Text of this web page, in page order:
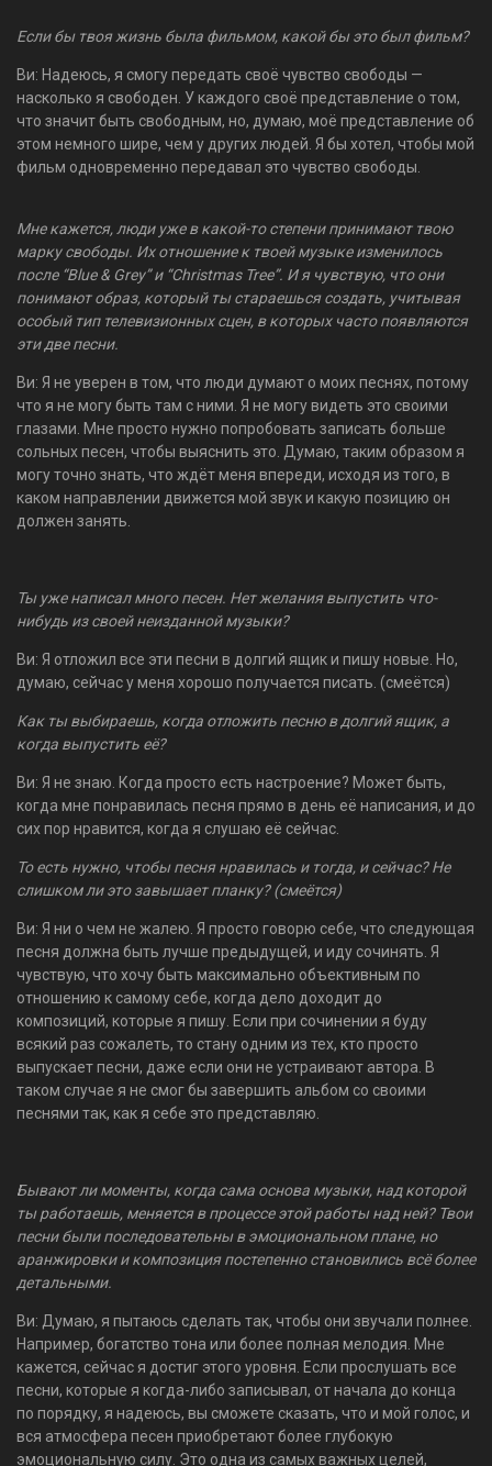
Если бы твоя жизнь была фильмом, какой бы это был фильм?
Ви: Надеюсь, я смогу передать своё чувство свободы —
насколько я свободен. У каждого своё представление о том,
что значит быть свободным, но, думаю, моё представление об
этом немного шире, чем у других людей. Я бы хотел, чтобы мой
фильм одновременно передавал это чувство свободы.
Мне кажется, люди уже в какой-то степени принимают твою
марку свободы. Их отношение к твоей музыке изменилось
после “Blue & Grey” и “Christmas Tree”. И я чувствую, что они
понимают образ, который ты стараешься создать, учитывая
особый тип телевизионных сцен, в которых часто появляются
эти две песни.
Ви: Я не уверен в том, что люди думают о моих песнях, потому
что я не могу быть там с ними. Я не могу видеть это своими
глазами. Мне просто нужно попробовать записать больше
сольных песен, чтобы выяснить это. Думаю, таким образом я
могу точно знать, что ждёт меня впереди, исходя из того, в
каком направлении движется мой звук и какую позицию он
должен занять.
Ты уже написал много песен. Нет желания выпустить что-
нибудь из своей неизданной музыки?
Ви: Я отложил все эти песни в долгий ящик и пишу новые. Но,
думаю, сейчас у меня хорошо получается писать. (смеётся)
Как ты выбираешь, когда отложить песню в долгий ящик, а
когда выпустить её?
Ви: Я не знаю. Когда просто есть настроение? Может быть,
когда мне понравилась песня прямо в день её написания, и до
сих пор нравится, когда я слушаю её сейчас.
То есть нужно, чтобы песня нравилась и тогда, и сейчас? Не
слишком ли это завышает планку? (смеётся)
Ви: Я ни о чем не жалею. Я просто говорю себе, что следующая
песня должна быть лучше предыдущей, и иду сочинять. Я
чувствую, что хочу быть максимально объективным по
отношению к самому себе, когда дело доходит до
композиций, которые я пишу. Если при сочинении я буду
всякий раз сожалеть, то стану одним из тех, кто просто
выпускает песни, даже если они не устраивают автора. В
таком случае я не смог бы завершить альбом со своими
песнями так, как я себе это представляю.
Бывают ли моменты, когда сама основа музыки, над которой
ты работаешь, меняется в процессе этой работы над ней? Твои
песни были последовательны в эмоциональном плане, но
аранжировки и композиция постепенно становились всё более
детальными.
Ви: Думаю, я пытаюсь сделать так, чтобы они звучали полнее.
Например, богатство тона или более полная мелодия. Мне
кажется, сейчас я достиг этого уровня. Если прослушать все
песни, которые я когда-либо записывал, от начала до конца
по порядку, я надеюсь, вы сможете сказать, что и мой голос, и
вся атмосфера песен приобретают более глубокую
эмоциональную силу. Это одна из самых важных целей,